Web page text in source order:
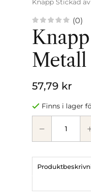
Knapp Stickad
(0)
Metall
57,79 kr
Finns i lager